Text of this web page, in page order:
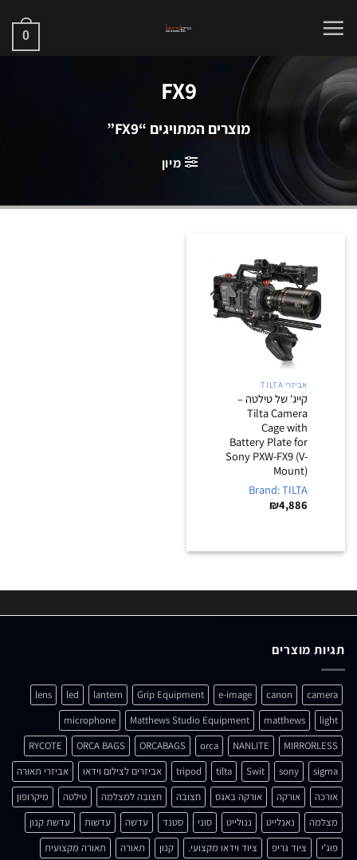
0
FX9
מוצרים המתויגים “FX9”
מיון
אביזרי TILTA
קייג' של טילטה –
Tilta Camera
Cage with
Battery Plate for
Sony PXW-FX9 (V-
Mount)
Brand: TILTA
₪4,886
תגיות מוצרים
camera
canon
e-image
Grip Equipment
lantern
led
lens
light
matthews
Matthews Studio Equipment
microphone
MIRRORLESS
NANLITE
orca
ORCABAGS
ORCA BAGS
RYCOTE
sigma
sony
Swit
tilta
tripod אביזרים לצילום וידאו
אביזרי תאורה
אורכה
אורקה אורקה באגס חצובה חצובה למצלמה טילטה
מיקרופון
מצלמה
נאנלייט ננולייט סוני סטנד עדשה עדשות
עדשת קנון
פוג'י
ציוד גריפ ציוד וידאו מקצועי. קנון תאורה תאורה מקצועית